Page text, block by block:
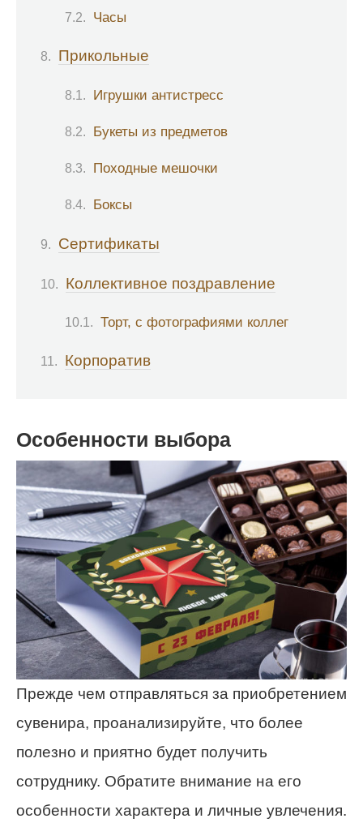
Часы
Прикольные
Игрушки антистресс
Букеты из предметов
Походные мешочки
Боксы
Сертификаты
Коллективное поздравление
Торт, с фотографиями коллег
Корпоратив
Особенности выбора
Прежде чем отправляться за приобретением
сувенира, проанализируйте, что более
полезно и приятно будет получить
сотруднику. Обратите внимание на его
особенности характера и личные увлечения.